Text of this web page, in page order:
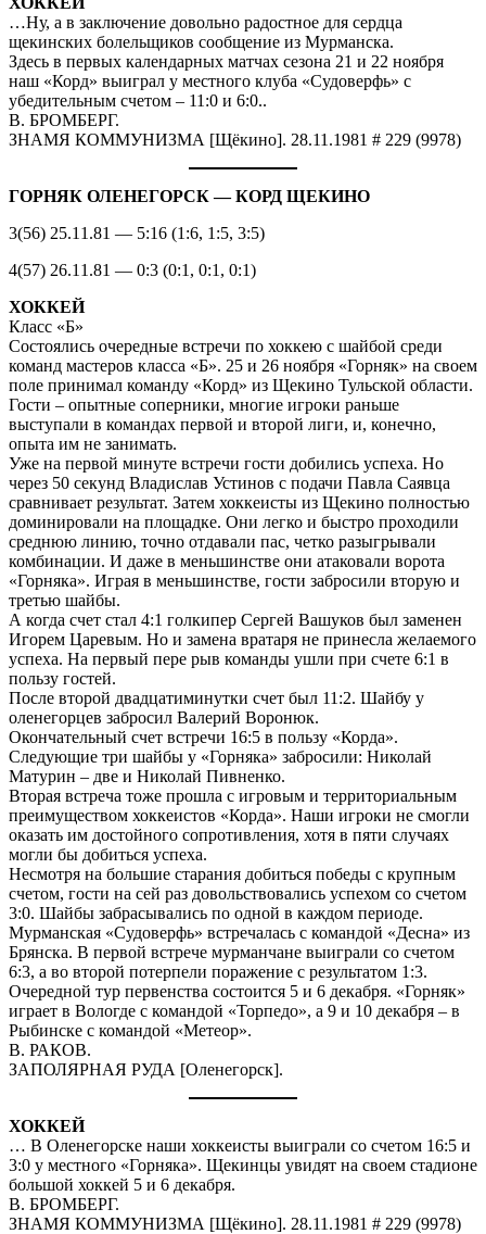
…Ну, а в заключение довольно радостное для сердца
щекинских болельщиков сообщение из Мурманска.
Здесь в первых календарных матчах сезона 21 и 22 ноября
наш «Корд» выиграл у местного клуба «Судоверфь» с
убедительным счетом – 11:0 и 6:0..
В. БРОМБЕРГ.
ЗНАМЯ КОММУНИЗМА [Щёкино]. 28.11.1981 # 229 (9978)
ГОРНЯК ОЛЕНЕГОРСК — КОРД ЩЕКИНО
3(56) 25.11.81 — 5:16 (1:6, 1:5, 3:5)
4(57) 26.11.81 — 0:3 (0:1, 0:1, 0:1)
ХОККЕЙ
Класс «Б»
Состоялись очередные встречи по хоккею с шайбой среди
команд мастеров класса «Б». 25 и 26 ноября «Горняк» на своем
поле принимал команду «Корд» из Щекино Тульской области.
Гости – опытные соперники, многие игроки раньше
выступали в командах первой и второй лиги, и, конечно,
опыта им не занимать.
Уже на первой минуте встречи гости добились успеха. Но
через 50 секунд Владислав Устинов с подачи Павла Саявца
сравнивает результат. Затем хоккеисты из Щекино полностью
доминировали на площадке. Они легко и быстро проходили
среднюю линию, точно отдавали пас, четко разыгрывали
комбинации. И даже в меньшинстве они атаковали ворота
«Горняка». Играя в меньшинстве, гости забросили вторую и
третью шайбы.
А когда счет стал 4:1 голкипер Сергей Вашуков был заменен
Игорем Царевым. Но и замена вратаря не принесла желаемого
успеха. На первый пере рыв команды ушли при счете 6:1 в
пользу гостей.
После второй двадцатиминутки счет был 11:2. Шайбу у
оленегорцев забросил Валерий Воронюк.
Окончательный счет встречи 16:5 в пользу «Корда».
Следующие три шайбы у «Горняка» забросили: Николай
Матурин – две и Николай Пивненко.
Вторая встреча тоже прошла с игровым и территориальным
преимуществом хоккеистов «Корда». Наши игроки не смогли
оказать им достойного сопротивления, хотя в пяти случаях
могли бы добиться успеха.
Несмотря на большие старания добиться победы с крупным
счетом, гости на сей раз довольствовались успехом со счетом
3:0. Шайбы забрасывались по одной в каждом периоде.
Мурманская «Судоверфь» встречалась с командой «Десна» из
Брянска. В первой встрече мурманчане выиграли со счетом
6:3, а во второй потерпели поражение с результатом 1:3.
Очередной тур первенства состоится 5 и 6 декабря. «Горняк»
играет в Вологде с командой «Торпедо», а 9 и 10 декабря – в
Рыбинске с командой «Метеор».
В. РАКОВ.
ЗАПОЛЯРНАЯ РУДА [Оленегорск].
ХОККЕЙ
… В Оленегорске наши хоккеисты выиграли со счетом 16:5 и
3:0 у местного «Горняка». Щекинцы увидят на своем стадионе
большой хоккей 5 и 6 декабря.
В. БРОМБЕРГ.
ЗНАМЯ КОММУНИЗМА [Щёкино]. 28.11.1981 # 229 (9978)